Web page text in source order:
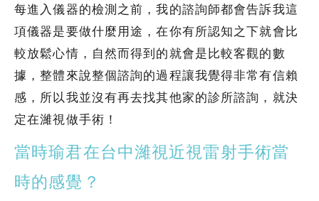
每進入儀器的檢測之前，我的諮詢師都會告訴我這
項儀器是要做什麼用途，在你有所認知之下就會比
較放鬆心情，自然而得到的就會是比較客觀的數
據，整體來說整個諮詢的過程讓我覺得非常有信賴
感，所以我並沒有再去找其他家的診所諮詢，就決
定在濰視做手術！
當時瑜君在台中濰視近視雷射手術當
時的感覺？